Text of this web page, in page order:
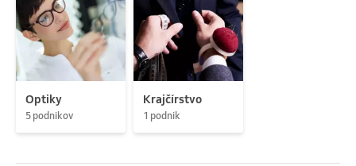
Optiky
5 podnikov
Krajčírstvo
1 podnik